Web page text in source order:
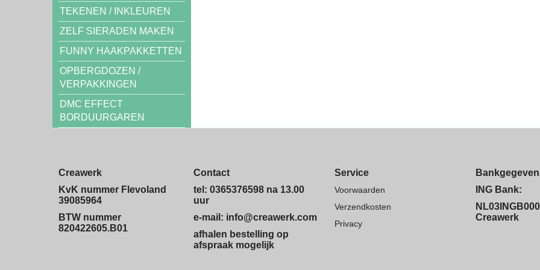
TEKENEN / INKLEUREN
ZELF SIERADEN MAKEN
FUNNY HAAKPAKKETTEN
OPBERGDOZEN /
VERPAKKINGEN
DMC EFFECT
BORDUURGAREN
Creawerk
KvK nummer Flevoland
39085964
BTW nummer
820422605.B01
Contact
tel: 0365376598 na 13.00
uur
e-mail: info@creawerk.com
afhalen bestelling op
afspraak mogelijk
Service
Voorwaarden
Verzendkosten
Privacy
ING Bank:
Creawerk